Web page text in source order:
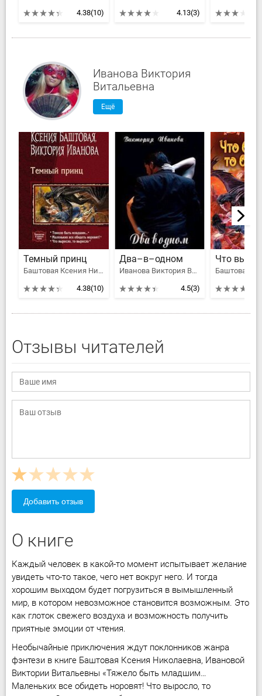
4.38(10)
4.13(3)
Иванова Виктория
Витальевна
Ещё
Темный принц
Баштовая Ксения Николаевна, Иванова Виктория Витальевна
4.38(10)
Два–в–одном
Иванова Виктория Витальевна
4.5(3)
Отзывы читателей
Добавить отзыв
О книге
Каждый человек в какой-то момент испытывает желание
увидеть что-то такое, чего нет вокруг него. И тогда
хорошим выходом будет погрузиться в вымышленный
мир, в котором невозможное становится возможным. Это
как глоток свежего воздуха и возможность получить
приятные эмоции от чтения.
Необычайные приключения ждут поклонников жанра
фэнтези в книге Баштовая Ксения Николаевна, Ивановой
Виктории Витальевны «Тяжело быть младшим…
Маленьких все обидеть норовят! Что выросло, то